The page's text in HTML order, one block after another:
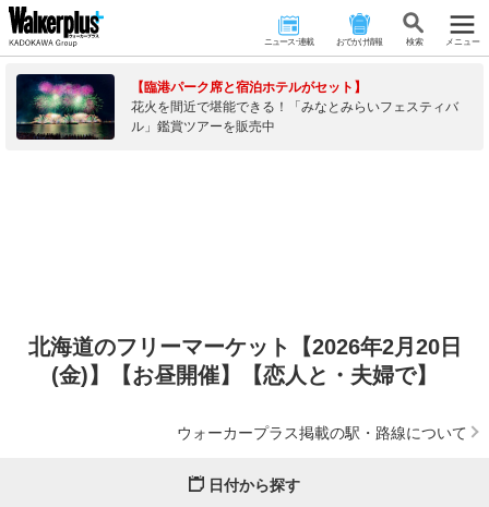
ニュース･連載 おでかけ情報 検 索 メニュー
【臨港パーク席と宿泊ホテルがセット】
花火を間近で堪能できる！「みなとみらいフェスティバ
ル」鑑賞ツアーを販売中
北海道のフリーマーケット【2026年2月20日
(金)】【お昼開催】【恋人と・夫婦で】
ウォーカープラス掲載の駅・路線について
日付から探す